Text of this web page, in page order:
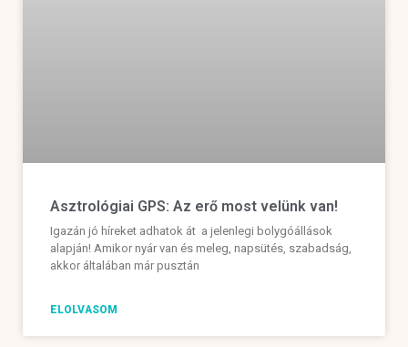
Asztrológiai GPS: Az erő most velünk van!
Igazán jó híreket adhatok át a jelenlegi bolygóállások
alapján! Amikor nyár van és meleg, napsütés, szabadság,
akkor általában már pusztán
ELOLVASOM